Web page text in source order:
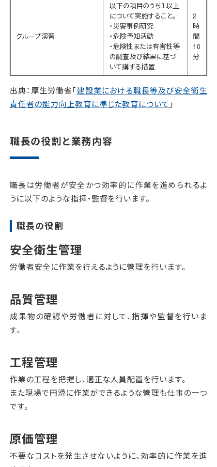
グループ演習
以下の項目のうち１以上
について実施すること。
・災害事例研究
・危険予知活動
・危険性または有害性等
の調査及び結果に基づ
いて講ずる措置
2
時
間
10
分
出典：厚生労働省「建設業における職長等及び安全衛生
責任者の能力向上教育に準じた教育について 」
職長の役割と業務内容
職長は労働者が安全かつ効率的に作業を進められるよ
うに以下のような指揮・監督を行います。
職長の役割
安全衛生管理
労働者安全に作業を行えるように管理を行います。
品質管理
成果物の確認や労働者に対して、指揮や監督を行いま
す。
工程管理
作業の工程を把握し、適正な人員配置を行います。
また現場で円滑に作業ができるような管理も仕事の一つ
です。
原価管理
不要なコストを発生させないように、効率的に作業を進